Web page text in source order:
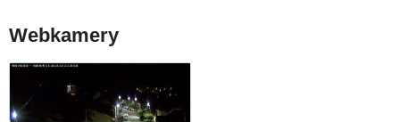
Webkamery